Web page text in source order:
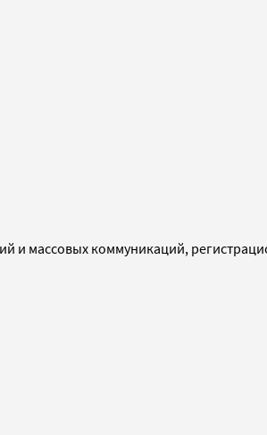
и массовых коммуникаций,